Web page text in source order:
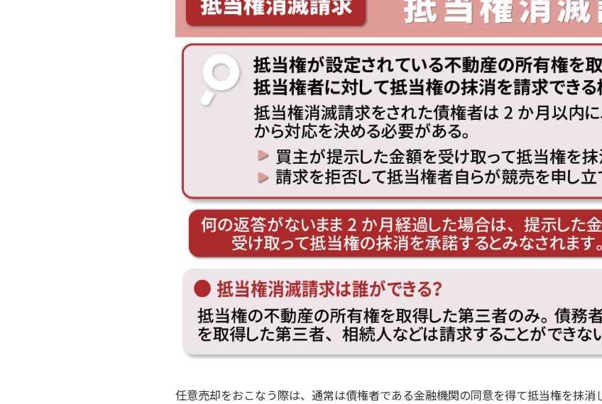
任意売却をおこなう際は、通常は債権者である金融機関の同意を得て抵当権を抹消